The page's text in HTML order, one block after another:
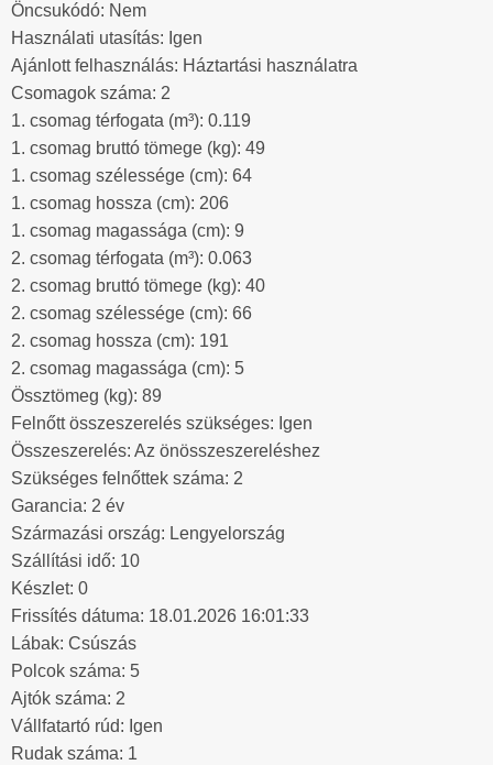
Öncsukódó: Nem
Használati utasítás: Igen
Ajánlott felhasználás: Háztartási használatra
Csomagok száma: 2
1. csomag térfogata (m³): 0.119
1. csomag bruttó tömege (kg): 49
1. csomag szélessége (cm): 64
1. csomag hossza (cm): 206
1. csomag magassága (cm): 9
2. csomag térfogata (m³): 0.063
2. csomag bruttó tömege (kg): 40
2. csomag szélessége (cm): 66
2. csomag hossza (cm): 191
2. csomag magassága (cm): 5
Össztömeg (kg): 89
Felnőtt összeszerelés szükséges: Igen
Összeszerelés: Az önösszeszereléshez
Szükséges felnőttek száma: 2
Garancia: 2 év
Származási ország: Lengyelország
Szállítási idő: 10
Készlet: 0
Frissítés dátuma: 18.01.2026 16:01:33
Lábak: Csúszás
Polcok száma: 5
Ajtók száma: 2
Vállfatartó rúd: Igen
Rudak száma: 1